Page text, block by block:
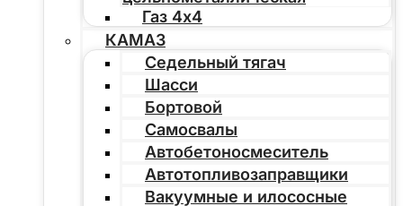
Газ 4х4
КАМАЗ
Седельный тягач
Шасси
Бортовой
Самосвалы
Автобетоносмеситель
Автотопливозаправщики
Вакуумные и илососные